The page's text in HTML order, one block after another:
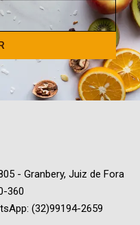
- Granbery, Juiz de Fora
360
(32)99194-2659